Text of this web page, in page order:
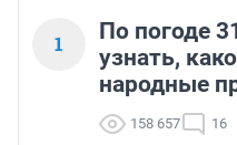
1
По погоде
узнать,
народные
158 657 16